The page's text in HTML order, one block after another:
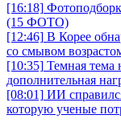
[16:18]
(15 ФОТО)
[12:46] В Корее
со смывом
[10:35] Темная тема
дополнительная
[08:01] ИИ
которую ученые